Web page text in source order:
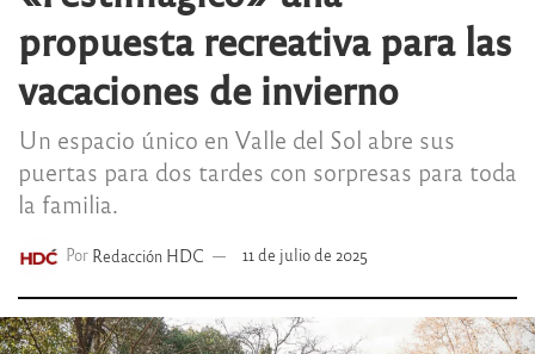
propuesta recreativa para las
vacaciones de invierno
Un espacio único en Valle del Sol abre sus
puertas para dos tardes con sorpresas para toda
la familia.
Por Redacción HDC 11 de julio de 2025